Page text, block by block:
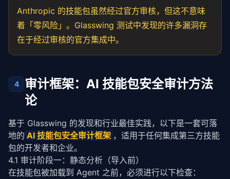
Anthropic 的技能包虽然经过官方审核，但这不意味
着「零风险」。Glasswing 测试中发现的许多漏洞存
在于经过审核的官方集成中。
4
审计框架：AI 技能包安全审计方法
论
基于 Glasswing 的发现和行业最佳实践，以下是一套可落
地的 AI 技能包安全审计框架 ，适用于任何集成第三方技能
包的开发者和企业。
4.1 审计阶段一：静态分析（导入前）
在技能包被加载到 Agent 之前，必须进行以下检查：